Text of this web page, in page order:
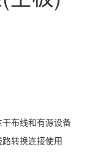
布线和有源设备
转换连接使用